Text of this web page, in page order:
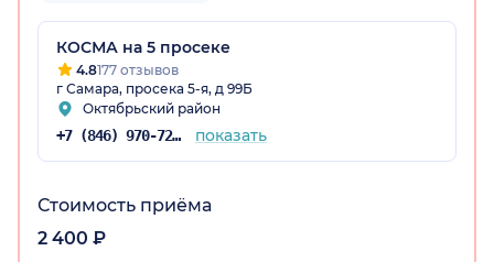
КОСМА на 5 просеке
4.8177 отзывов
г Самара, просека 5-я, д 99Б
Октябрьский район
+7 (846) 970-72-14 показать
Стоимость приёма
2 400 ₽